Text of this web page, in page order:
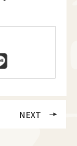
NEXT